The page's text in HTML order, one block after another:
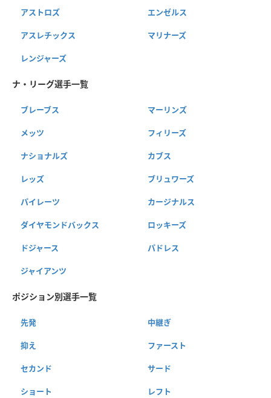
アストロズ エンゼルス
アスレチックス マリナーズ
レンジャーズ
ナ・リーグ選手一覧
ブレーブス マーリンズ
メッツ フィリーズ
ナショナルズ カブス
レッズ ブリュワーズ
パイレーツ カージナルス
ダイヤモンドバックス ロッキーズ
ドジャース パドレス
ジャイアンツ
ポジション別選手一覧
先発 中継ぎ
抑え ファースト
セカンド サード
ショート レフト